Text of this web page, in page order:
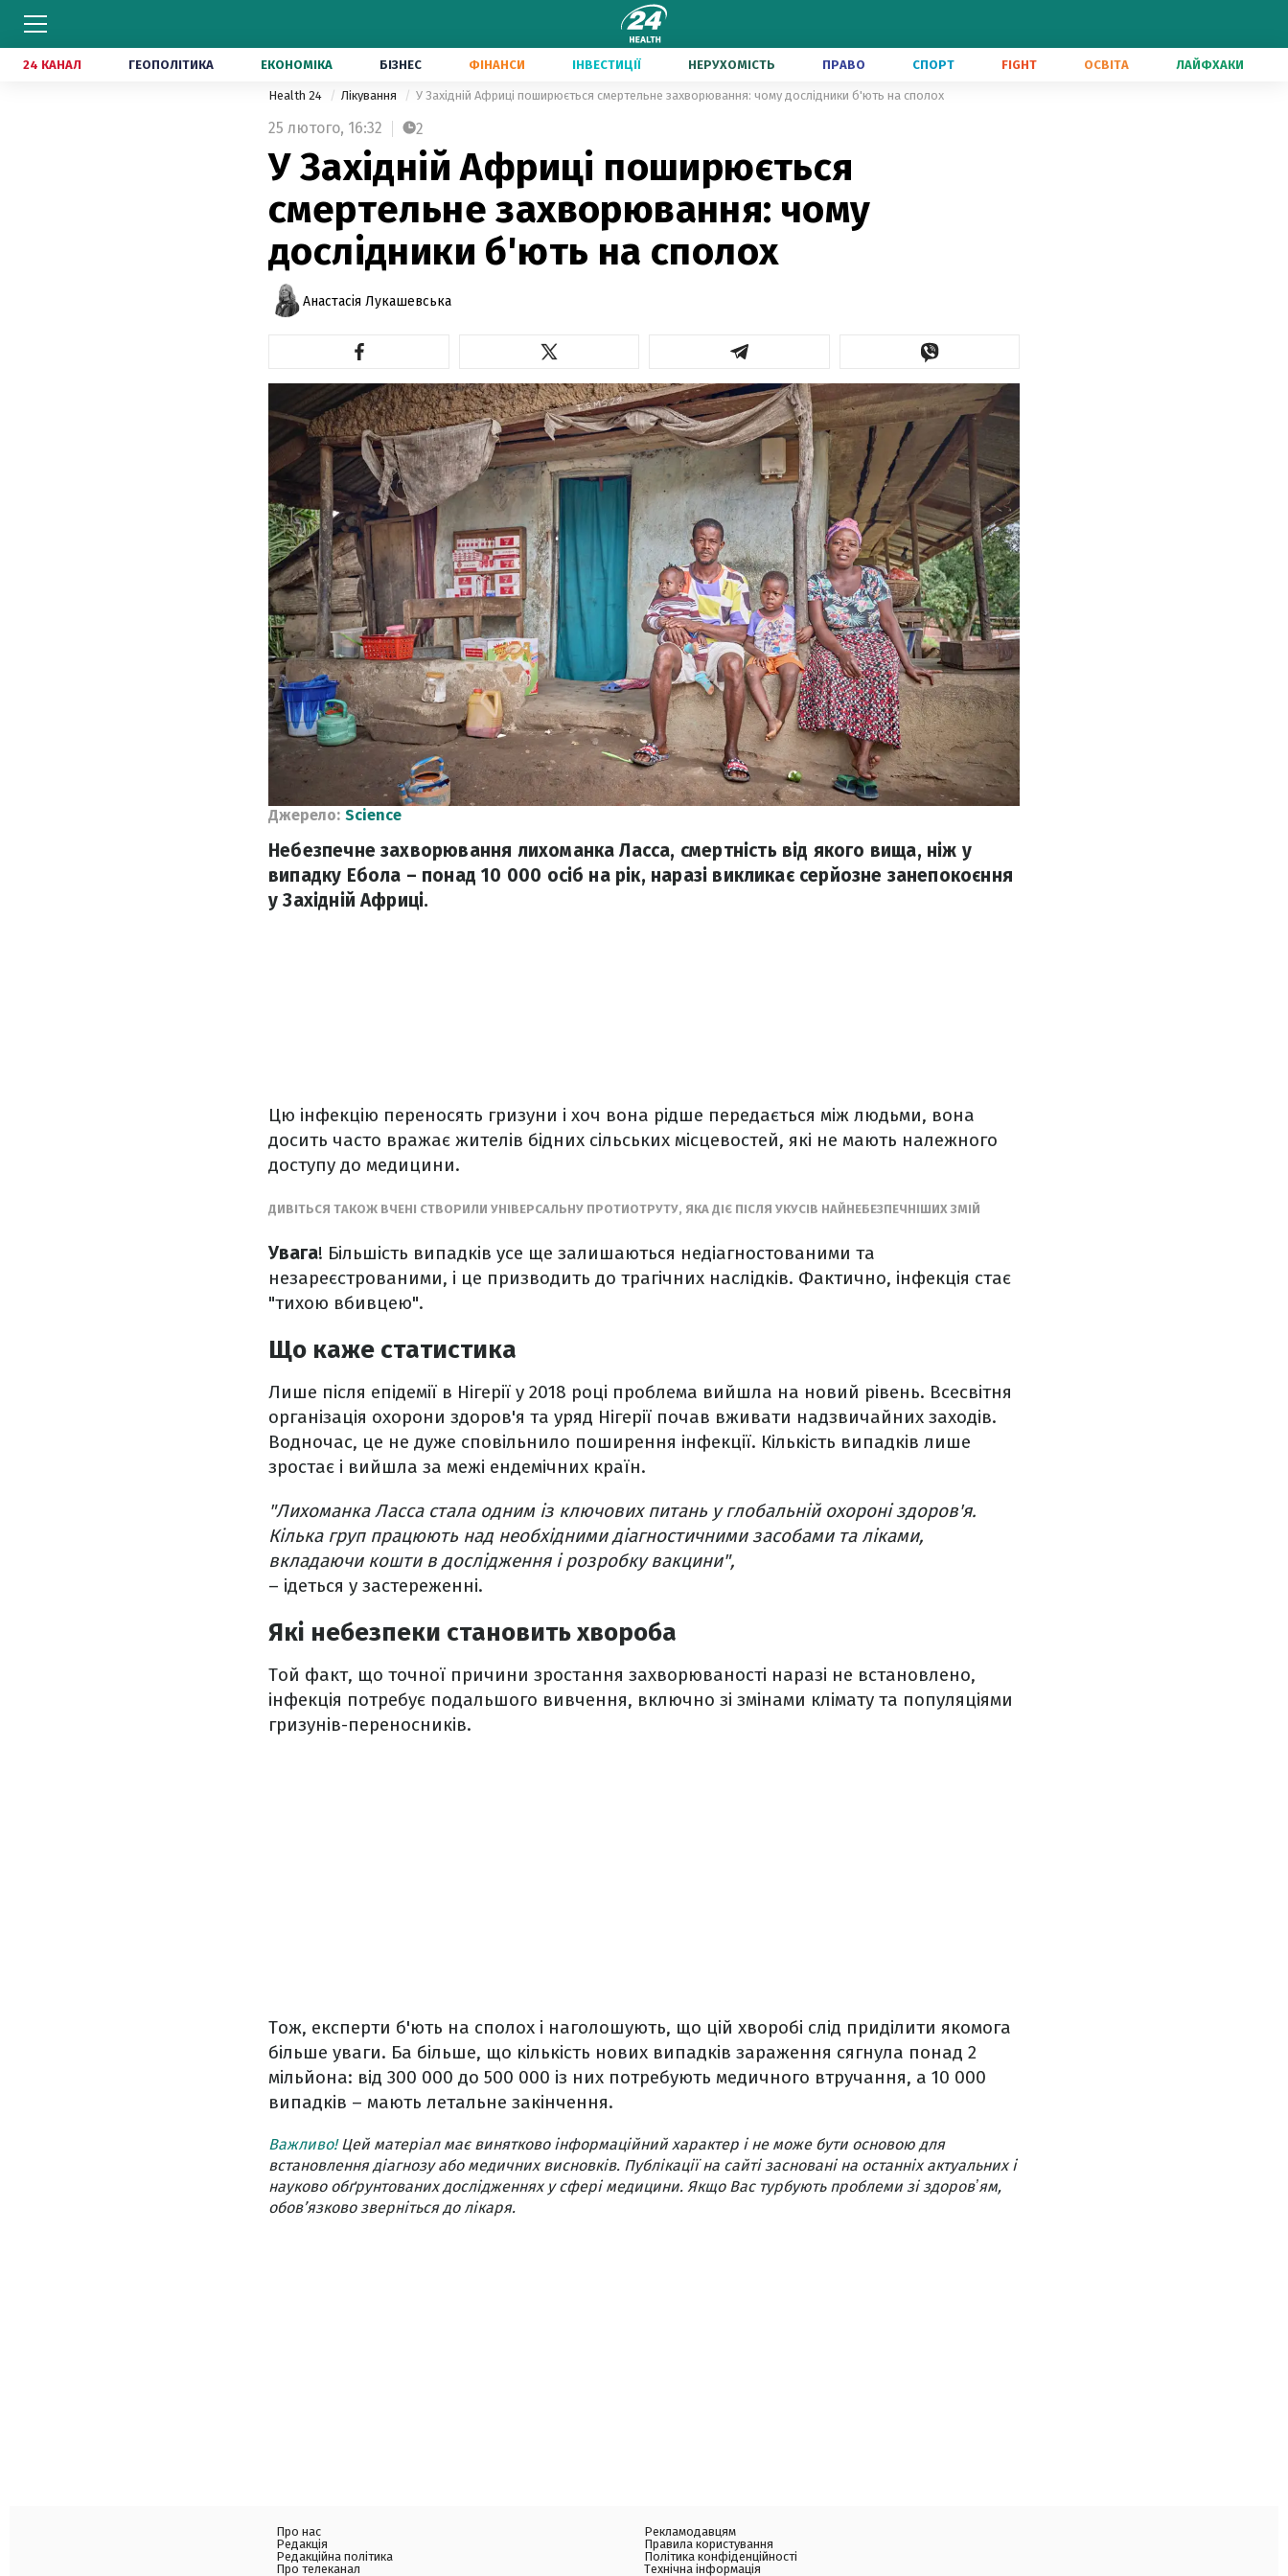
24 КАНАЛ ГЕОПОЛІТИКА ЕКОНОМІКА БІЗНЕС ФІНАНСИ ІНВЕСТИЦІЇ НЕРУХОМІСТЬ ПРАВО СПОРТ FIGHT ОСВІТА ЛАЙФХАКИ
Health 24 Лікування У Західній Африці поширюється смертельне захворювання: чому дослідники б'ють на сполох
25 лютого, 16:32 2
У Західній Африці поширюється
смертельне захворювання: чому
дослідники б'ють на сполох
Анастасія Лукашевська
Джерело: Science
Небезпечне захворювання лихоманка Ласса, смертність від якого вища, ніж у
випадку Ебола – понад 10 000 осіб на рік, наразі викликає серйозне занепокоєння
у Західній Африці.
Цю інфекцію переносять гризуни і хоч вона рідше передається між людьми, вона
досить часто вражає жителів бідних сільських місцевостей, які не мають належного
доступу до медицини.
ДИВІТЬСЯ ТАКОЖ ВЧЕНІ СТВОРИЛИ УНІВЕРСАЛЬНУ ПРОТИОТРУТУ, ЯКА ДІЄ ПІСЛЯ УКУСІВ НАЙНЕБЕЗПЕЧНІШИХ ЗМІЙ
Увага! Більшість випадків усе ще залишаються недіагностованими та
незареєстрованими, і це призводить до трагічних наслідків. Фактично, інфекція стає
"тихою вбивцею".
Що каже статистика
Лише після епідемії в Нігерії у 2018 році проблема вийшла на новий рівень. Всесвітня
організація охорони здоров'я та уряд Нігерії почав вживати надзвичайних заходів.
Водночас, це не дуже сповільнило поширення інфекції. Кількість випадків лише
зростає і вийшла за межі ендемічних країн.
"Лихоманка Ласса стала одним із ключових питань у глобальній охороні здоров'я.
Кілька груп працюють над необхідними діагностичними засобами та ліками,
вкладаючи кошти в дослідження і розробку вакцини",
– ідеться у застереженні.
Які небезпеки становить хвороба
Той факт, що точної причини зростання захворюваності наразі не встановлено,
інфекція потребує подальшого вивчення, включно зі змінами клімату та популяціями
гризунів-переносників.
Тож, експерти б'ють на сполох і наголошують, що цій хворобі слід приділити якомога
більше уваги. Ба більше, що кількість нових випадків зараження сягнула понад 2
мільйона: від 300 000 до 500 000 із них потребують медичного втручання, а 10 000
випадків – мають летальне закінчення.
Важливо!Цей матеріал має винятково інформаційний характер і не може бути основою для
встановлення діагнозу або медичних висновків. Публікації на сайті засновані на останніх актуальних і
науково обґрунтованих дослідженнях у сфері медицини. Якщо Вас турбують проблеми зі здоровʼям,
обов’язково зверніться до лікаря.
Про нас
Редакція
Редакційна політика
Про телеканал
Рекламодавцям
Правила користування
Політика конфіденційності
Технічна інформація